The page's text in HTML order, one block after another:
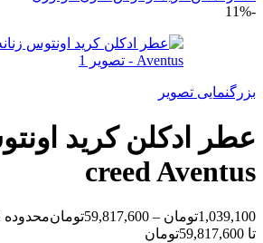
-11%
بزرگنمایی تصویر
عطر ادکلن کرید
creed Aventus
1,039,100تومان –
59,817,600تومان
تا 59,817,600تومان